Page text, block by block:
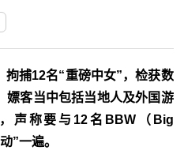
捕12名“重磅中女”，检获数
嫖客当中包括当地人及外国游
声称要与12名BBW（Big
”一遍。